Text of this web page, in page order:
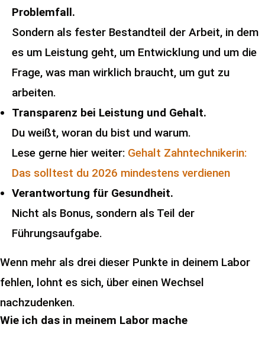
Problemfall.
Sondern als fester Bestandteil der Arbeit, in dem
es um Leistung geht, um Entwicklung und um die
Frage, was man wirklich braucht, um gut zu
arbeiten.
Transparenz bei Leistung und Gehalt.
Du weißt, woran du bist und warum.
Lese gerne hier weiter: Gehalt Zahntechnikerin:
Das solltest du 2026 mindestens verdienen
Verantwortung für Gesundheit.
Nicht als Bonus, sondern als Teil der
Führungsaufgabe.
Wenn mehr als drei dieser Punkte in deinem Labor
fehlen, lohnt es sich, über einen Wechsel
nachzudenken.
Wie ich das in meinem Labor mache